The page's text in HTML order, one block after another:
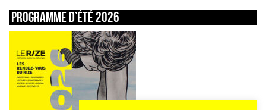
Programme d’été 2026